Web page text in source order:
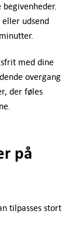
udsend
med dine
overgang
der føles
på
tilpasses stort